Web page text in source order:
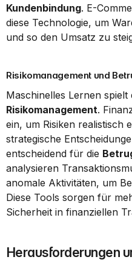
Kundenbindung. E-
diese Technologie, um
und so den Umsatz zu
Risikomanagement und
Risikomanagement.
ein, um Risiken realistisch
strategische
entscheidend für die
analysieren
anomale Aktivitäten, um
Diese Tools sorgen für
Sicherheit in finanziellen
Herausforderungen